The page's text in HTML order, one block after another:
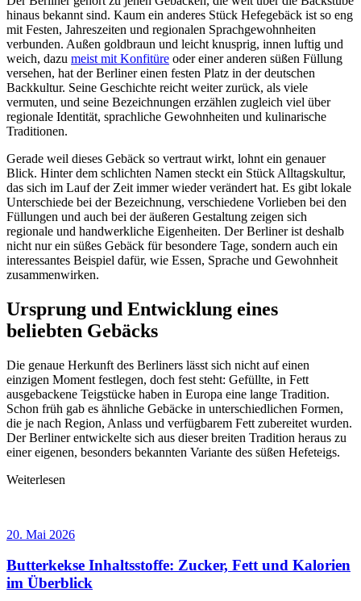
hinaus bekannt sind. Kaum ein anderes Stück Hefegebäck ist so eng
mit Festen, Jahreszeiten und regionalen Sprachgewohnheiten
verbunden. Außen goldbraun und leicht knusprig, innen luftig und
weich, dazu meist mit Konfitüre oder einer anderen süßen Füllung
versehen, hat der Berliner einen festen Platz in der deutschen
Backkultur. Seine Geschichte reicht weiter zurück, als viele
vermuten, und seine Bezeichnungen erzählen zugleich viel über
regionale Identität, sprachliche Gewohnheiten und kulinarische
Traditionen.
Gerade weil dieses Gebäck so vertraut wirkt, lohnt ein genauer
Blick. Hinter dem schlichten Namen steckt ein Stück Alltagskultur,
das sich im Lauf der Zeit immer wieder verändert hat. Es gibt lokale
Unterschiede bei der Bezeichnung, verschiedene Vorlieben bei den
Füllungen und auch bei der äußeren Gestaltung zeigen sich
regionale und handwerkliche Eigenheiten. Der Berliner ist deshalb
nicht nur ein süßes Gebäck für besondere Tage, sondern auch ein
interessantes Beispiel dafür, wie Essen, Sprache und Gewohnheit
zusammenwirken.
Ursprung und Entwicklung eines
beliebten Gebäcks
Die genaue Herkunft des Berliners lässt sich nicht auf einen
einzigen Moment festlegen, doch fest steht: Gefüllte, in Fett
ausgebackene Teigstücke haben in Europa eine lange Tradition.
Schon früh gab es ähnliche Gebäcke in unterschiedlichen Formen,
die je nach Region, Anlass und verfügbarem Fett zubereitet wurden.
Der Berliner entwickelte sich aus dieser breiten Tradition heraus zu
einer eigenen, besonders bekannten Variante des süßen Hefeteigs.
Weiterlesen
20. Mai 2026
Butterkekse Inhaltsstoffe: Zucker, Fett und Kalorien
im Überblick